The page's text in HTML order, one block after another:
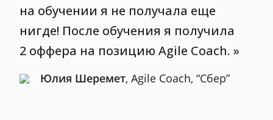
на обучении я не получала еще
нигде! После обучения я получила
2 оффера на позицию Agile Coach.
Юлия Шеремет, Agile Coach, “Сбер”